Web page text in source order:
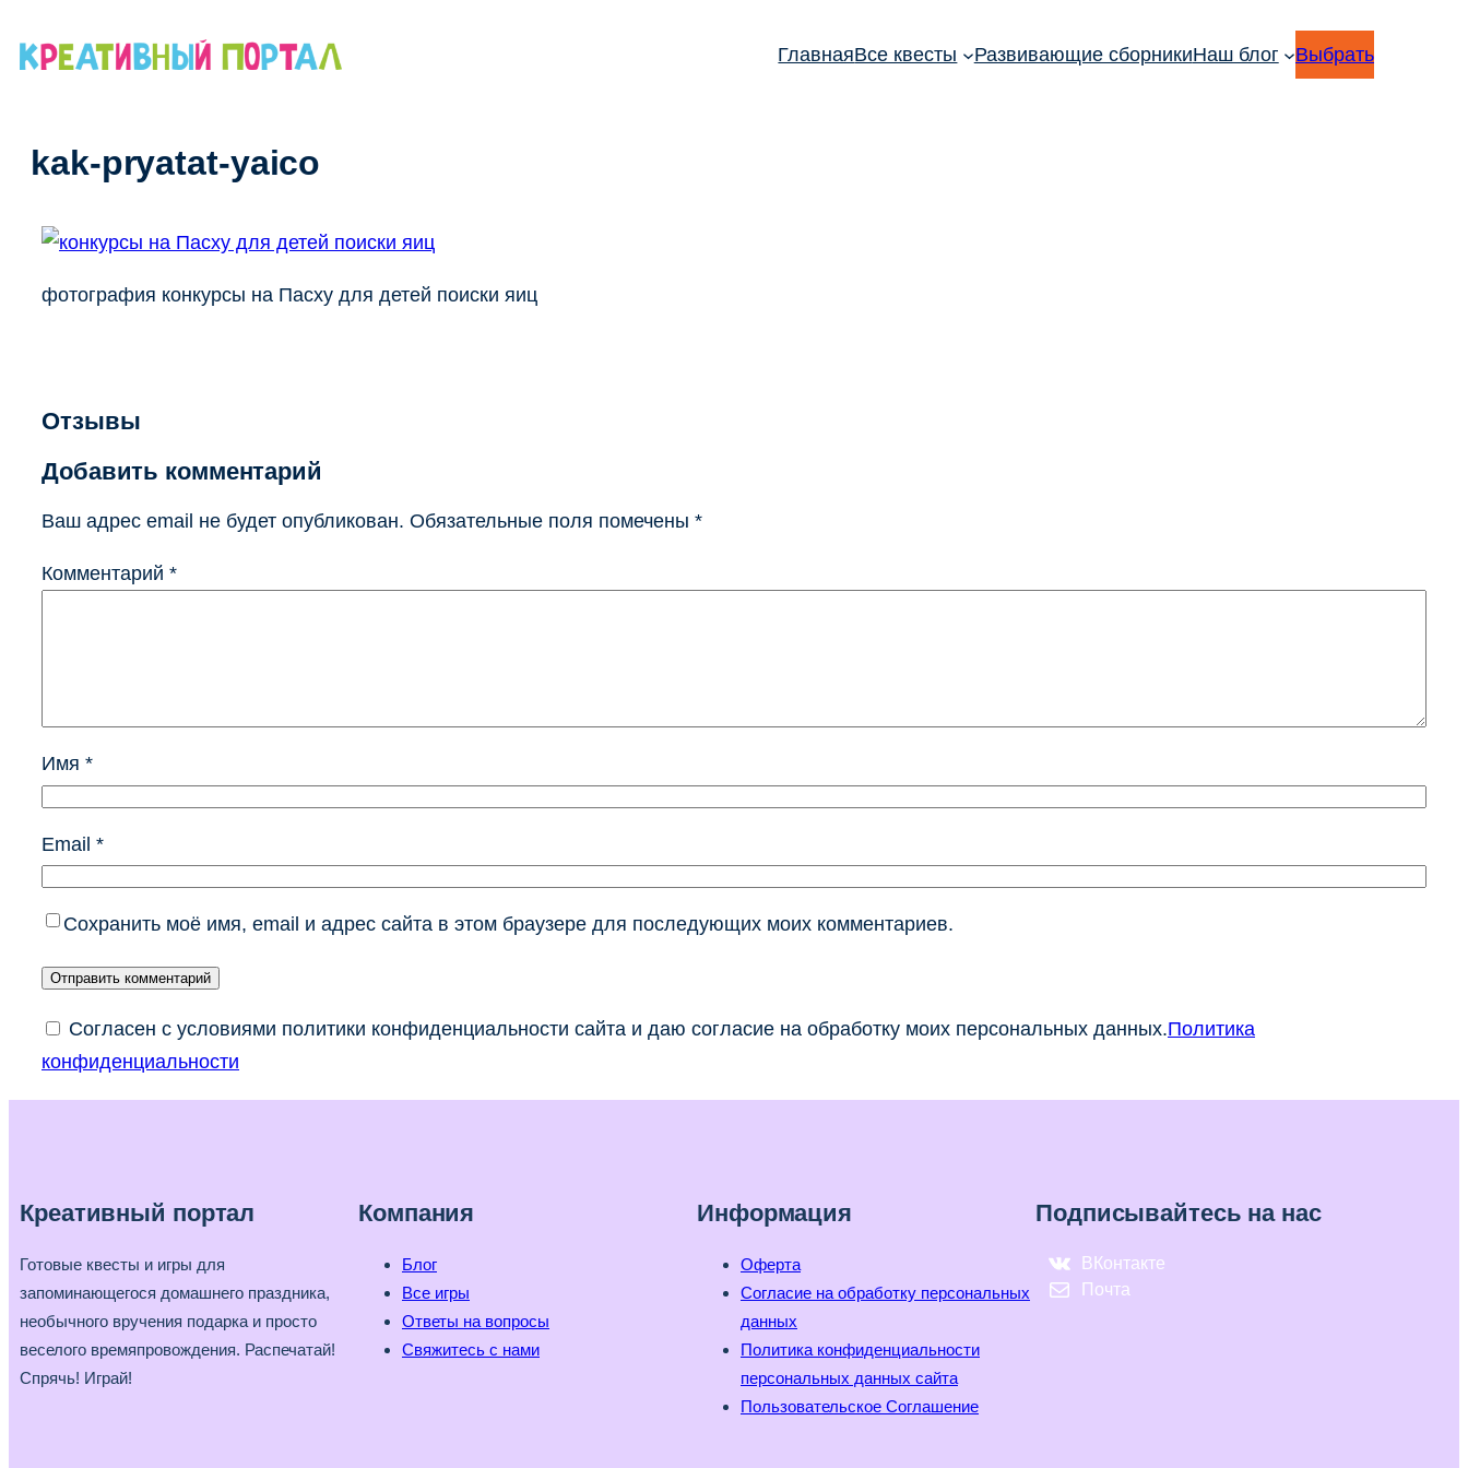
ГлавнаяВсе квесты Развивающие сборникиНаш блог Выбрать
kak-pryatat-yaico
фотография конкурсы на Пасху для детей поиски яиц
Отзывы
Добавить комментарий
Ваш адрес email не будет опубликован. Обязательные поля помечены *
Комментарий *
Имя *
Email *
Сохранить моё имя, email и адрес сайта в этом браузере для последующих моих комментариев.
Согласен с условиями политики конфиденциальности сайта и даю согласие на обработку моих персональных данных.Политика
конфиденциальности
Креативный портал
Готовые квесты и игры для
запоминающегося домашнего праздника,
необычного вручения подарка и просто
веселого времяпровождения. Распечатай!
Спрячь! Играй!
Компания
Блог
Все игры
Ответы на вопросы
Свяжитесь с нами
Информация
Оферта
Согласие на обработку персональных
данных
Политика конфиденциальности
персональных данных сайта
Пользовательское Соглашение
Подписывайтесь на нас
ВКонтакте
Почта